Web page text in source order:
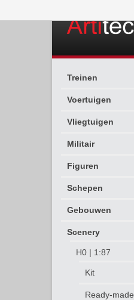
Treinen
Voertuigen
Vliegtuigen
Militair
Figuren
Schepen
Gebouwen
Scenery
H0 | 1:87
Kit
Ready-made